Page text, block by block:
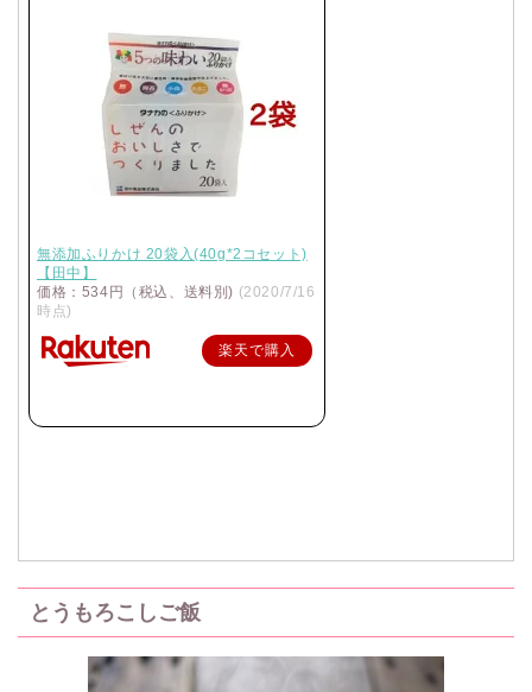
無添加ふりかけ 20袋入(40g*2コセット)
【田中】
価格：534円（税込、送料別) (2020/7/16
時点)
楽天で購入
とうもろこしご飯